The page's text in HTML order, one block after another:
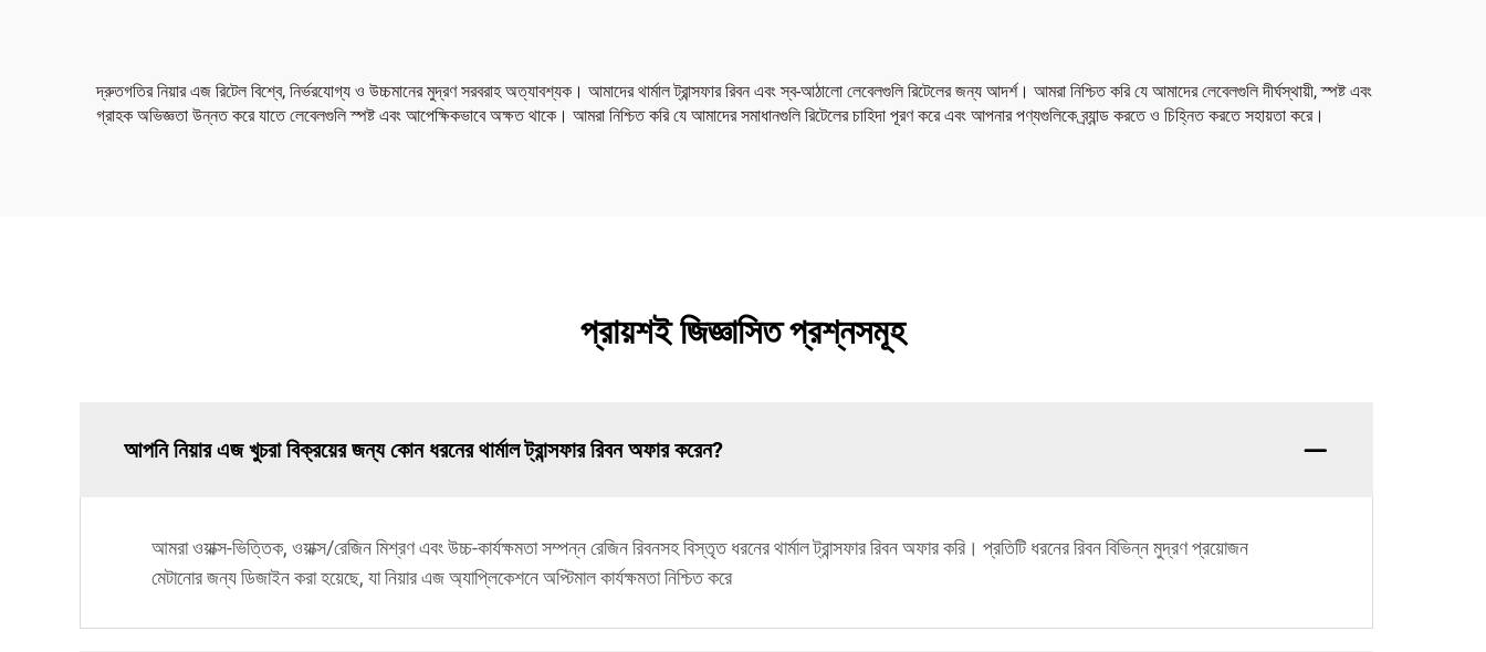
দ্রুতগতির নিয়ার এজ রিটেল বিশ্বে, নির্ভরযোগ্য ও উচ্চমানের মুদ্রণ সরবরাহ অত্যাবশ্যক। আমাদের থার্মাল ট্রান্সফার রিবন এবং স্ব-আঠালো লেবেলগুলি রিটেলের জন্য আদর্শ। আমরা নিশ্চিত করি যে আমাদের লেবেলগুলি দীর্ঘস্থায়ী, স্পষ্ট এবং
গ্রাহক অভিজ্ঞতা উন্নত করে যাতে লেবেলগুলি স্পষ্ট এবং আপেক্ষিকভাবে অক্ষত থাকে। আমরা নিশ্চিত করি যে আমাদের সমাধানগুলি রিটেলের চাহিদা পূরণ করে এবং আপনার পণ্যগুলিকে ব্র্যান্ড করতে ও চিহ্নিত করতে সহায়তা করে।
প্রায়শই জিজ্ঞাসিত প্রশ্নসমূহ
আপনি নিয়ার এজ খুচরা বিক্রয়ের জন্য কোন ধরনের থার্মাল ট্রান্সফার রিবন অফার করেন?
আমরা ওয়াক্স-ভিত্তিক, ওয়াক্স/রেজিন মিশ্রণ এবং উচ্চ-কার্যক্ষমতা সম্পন্ন রেজিন রিবনসহ বিস্তৃত ধরনের থার্মাল ট্রান্সফার রিবন অফার করি। প্রতিটি ধরনের রিবন বিভিন্ন মুদ্রণ প্রয়োজন
মেটানোর জন্য ডিজাইন করা হয়েছে, যা নিয়ার এজ অ্যাপ্লিকেশনে অপ্টিমাল কার্যক্ষমতা নিশ্চিত করে